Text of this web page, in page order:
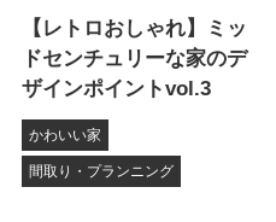
【レトロおしゃれ】ミッ
ドセンチュリーな家のデ
ザインポイントvol.3
かわいい家
間取り・プランニング